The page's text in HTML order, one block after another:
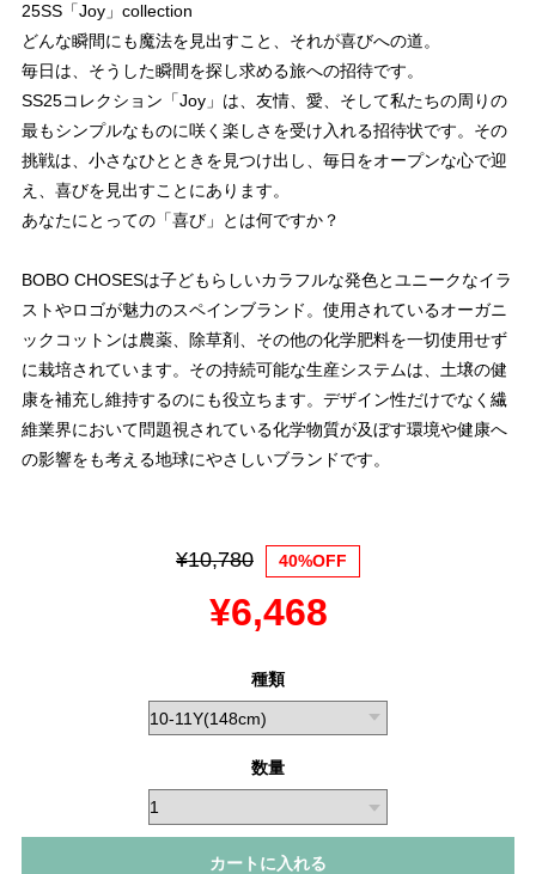
25SS「Joy」collection
どんな瞬間にも魔法を見出すこと、それが喜びへの道。
毎日は、そうした瞬間を探し求める旅への招待です。
SS25コレクション「Joy」は、友情、愛、そして私たちの周りの
最もシンプルなものに咲く楽しさを受け入れる招待状です。その
挑戦は、小さなひとときを見つけ出し、毎日をオープンな心で迎
え、喜びを見出すことにあります。
あなたにとっての「喜び」とは何ですか？
BOBO CHOSESは子どもらしいカラフルな発色とユニークなイラ
ストやロゴが魅力のスペインブランド。使用されているオーガニ
ックコットンは農薬、除草剤、その他の化学肥料を一切使用せず
に栽培されています。その持続可能な生産システムは、土壌の健
康を補充し維持するのにも役立ちます。デザイン性だけでなく繊
維業界において問題視されている化学物質が及ぼす環境や健康へ
の影響をも考える地球にやさしいブランドです。
¥10,780 40%OFF
¥6,468
種類
数量
カートに入れる